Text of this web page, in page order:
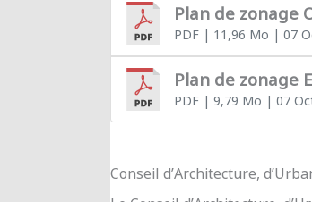
Plan de zonage
PDF| 11,96 Mo | 07
Plan de zonage
PDF| 9,79 Mo | 07
Conseil d’Architecture,